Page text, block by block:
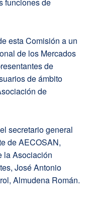
esta Comisión a un
de los Mercados
de
de ámbito
de
secretario general
de AECOSAN,
la Asociación
José Antonio
Almudena Román.